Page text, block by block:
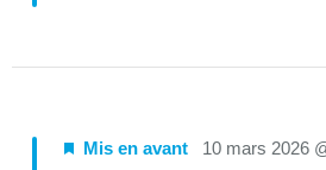
Mis en avant 10 mars 2026